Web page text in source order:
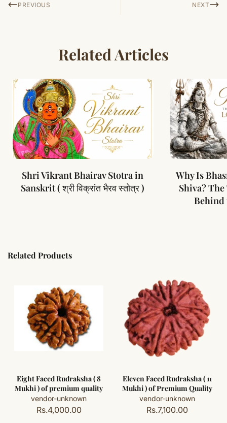
PREVIOUS NEXT
Related Articles
Shri Vikrant Bhairav Stotra in
Sanskrit ( श्री विक्रांत भैरव स्तोत्र )
Why Is
Shiva?
Behind
Related Products
Eight Faced Rudraksha ( 8
Mukhi ) of premium quality
vendor-unknown
Rs.4,000.00
Eleven Faced Rudraksha ( 11
Mukhi ) of Premium Quality
vendor-unknown
Rs.7,100.00